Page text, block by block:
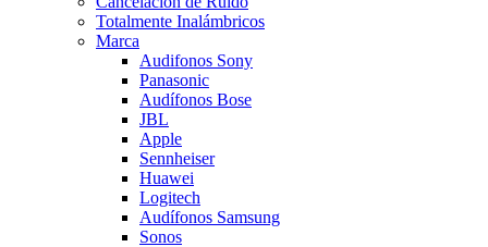
Totalmente Inalámbricos
Marca
Audifonos Sony
Panasonic
Audífonos Bose
JBL
Apple
Sennheiser
Huawei
Logitech
Audífonos Samsung
Sonos